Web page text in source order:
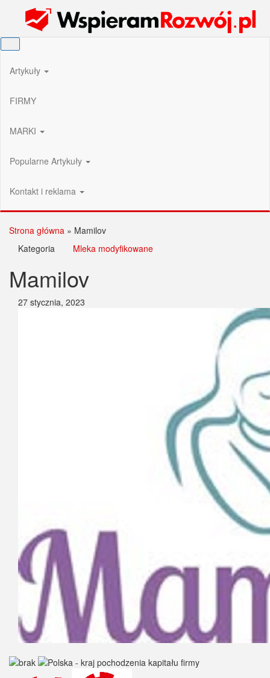
Wspieram Rozwój PL
Artykuły
FIRMY
MARKI
Popularne Artykuły
Kontakt i reklama
Strona główna » Mamilov
Kategoria
Mleka modyfikowane
Mamilov
27 stycznia, 2023